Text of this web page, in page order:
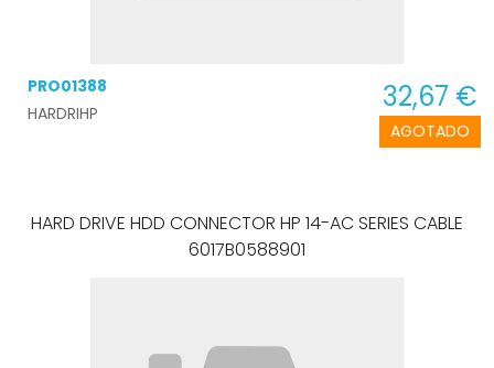
AGOTADO
PRO01388
HARDRIHP
32,67 €
HARD DRIVE HDD CONNECTOR HP 14-AC SERIES CABLE
6017B0588901